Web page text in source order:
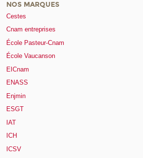
NOS MARQUES
Cestes
Cnam entreprises
École Pasteur-Cnam
École Vaucanson
EICnam
ENASS
Enjmin
ESGT
IAT
ICH
ICSV